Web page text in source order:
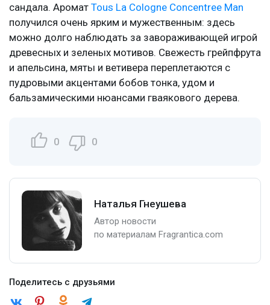
сандала. Аромат Tous La Cologne Concentree Man
получился очень ярким и мужественным: здесь
можно долго наблюдать за завораживающей игрой
древесных и зеленых мотивов. Свежесть грейпфрута
и апельсина, мяты и ветивера переплетаются с
пудровыми акцентами бобов тонка, удом и
бальзамическими нюансами гваякового дерева.
0 0
Наталья Гнеушева
Автор новости
по материалам Fragrantica.com
Поделитесь с друзьями